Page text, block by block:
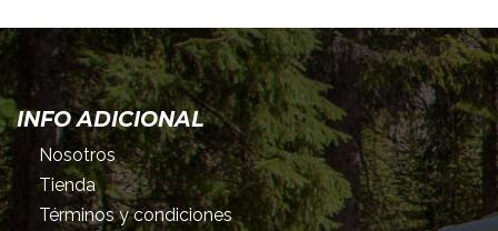
INFO ADICIONAL
Nosotros
Tienda
Términos y condiciones